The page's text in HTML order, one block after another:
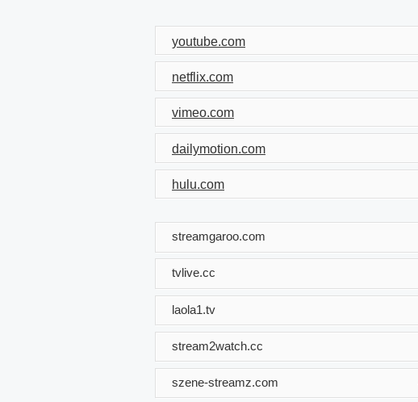
youtube.com
netflix.com
vimeo.com
dailymotion.com
hulu.com
streamgaroo.com
tvlive.cc
laola1.tv
stream2watch.cc
szene-streamz.com